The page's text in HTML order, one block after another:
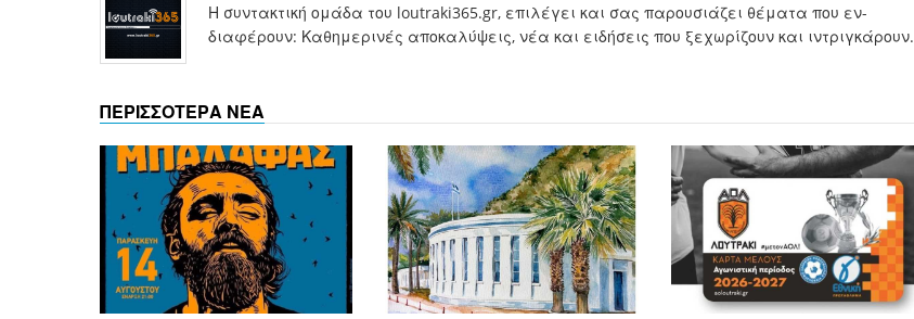
Η συντακτική ομάδα του loutraki365.gr, επιλέγει και σας παρουσιάζει θέματα που εν-
διαφέρουν: Καθημερινές αποκαλύψεις, νέα και ειδήσεις που ξεχωρίζουν και ιντριγκάρουν.
ΠΕΡΙΣΣΟΤΕΡΑ ΝΕΑ